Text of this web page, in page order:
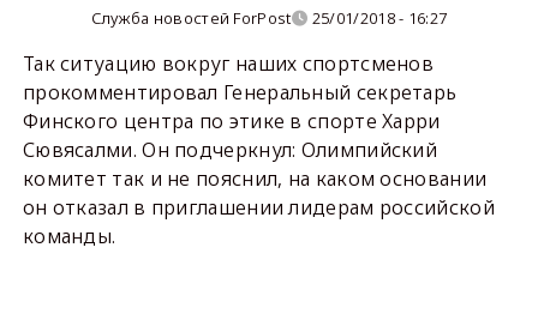
Служба новостей ForPost 25/01/2018 - 16:27
Так ситуацию вокруг наших спортсменов
прокомментировал Генеральный секретарь
Финского центра по этике в спорте Харри
Сювясалми. Он подчеркнул: Олимпийский
комитет так и не пояснил, на каком основании
он отказал в приглашении лидерам российской
команды.